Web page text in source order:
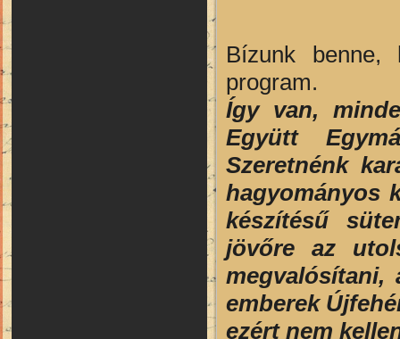
Bízunk benne,
program.
Így van,
Együtt
Szeretnénk
hagyományos
készítésű
jövőre az
megvalósítani,
emberek
ezért nem